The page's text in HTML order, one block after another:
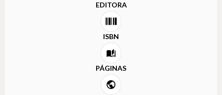
EDITORA
ISBN
PÁGINAS